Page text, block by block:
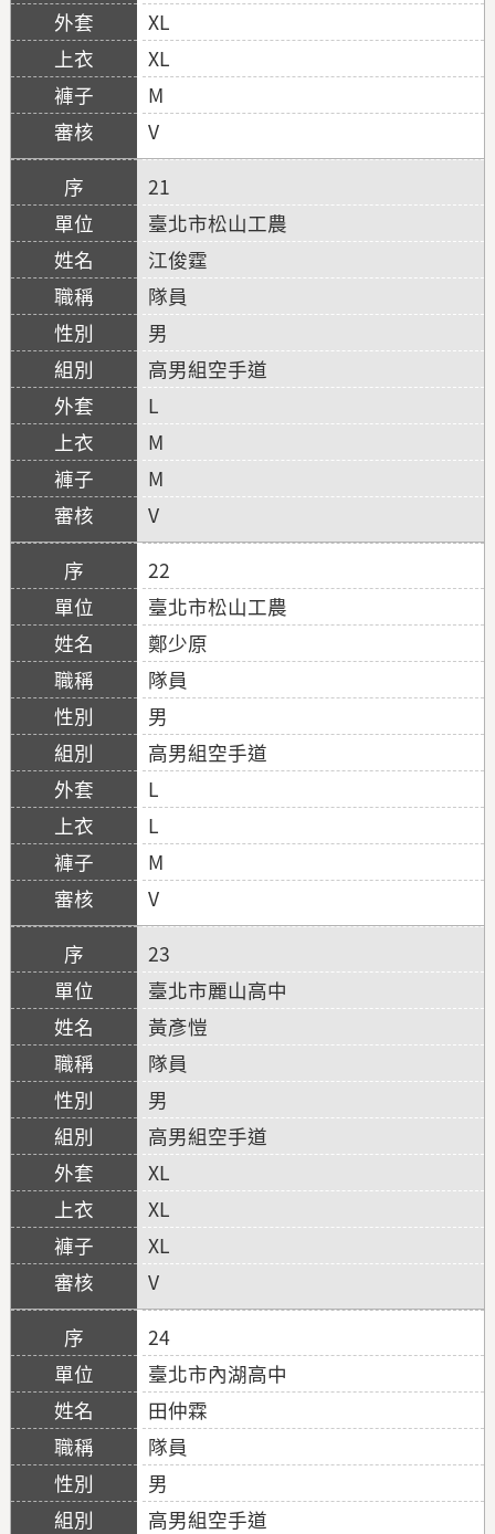
XL
XL
M
V
21
臺北市松山工農
江俊霆
隊員
男
高男組空手道
L
M
M
V
22
臺北市松山工農
鄭少原
隊員
男
高男組空手道
L
L
M
V
23
臺北市麗山高中
黃彥愷
隊員
男
高男組空手道
XL
XL
XL
V
24
臺北市內湖高中
田仲霖
隊員
男
高男組空手道